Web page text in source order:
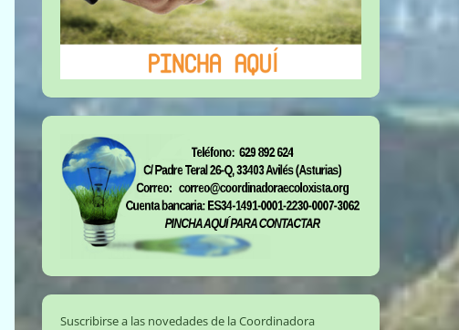
Suscribirse a las novedades de la Coordinadora